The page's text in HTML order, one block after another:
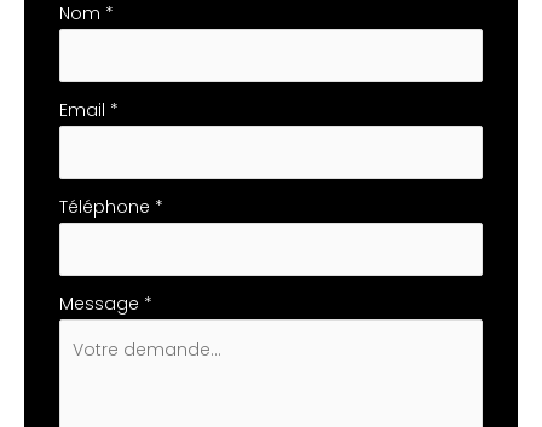
téléphone
Nom *
Email *
Téléphone *
Message *